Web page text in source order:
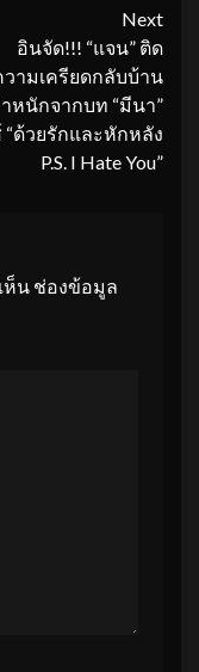
Next
อินจัด!!! “แจน” ติด
วามเครียดกลับบ้าน
หนักจากบท “มีนา”
“ด้วยรักและหักหลัง
P.S. I Hate You”
ห็น ช่องข้อมูล